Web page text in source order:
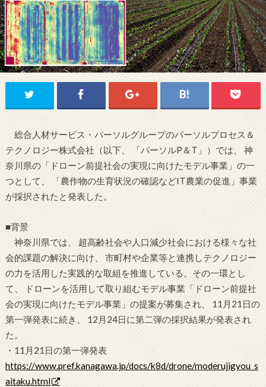
総合人材サービス・パーソルグループのパーソルプロセス＆
テクノロジー株式会社（以下、 「パーソルP＆T」）では、 神
奈川県の「ドローン前提社会の実現に向けたモデル事業」の一
つとして、 「農作物の生育状況の確認などIT農業の促進」事業
が採択されたと発表した。
■背景
神奈川県では、 超高齢社会や人口減少社会における様々な社
会的課題の解決に向け、 市町村や企業等と連携しテクノロジー
の力を活用した実践的な取組を推進している。その一環とし
て、 ドローンを活用して取り組むモデル事業「ドローン前提社
会の実現に向けたモデル事業」の提案が募集され、 11月21日の
第一弾発表に続き、 12月24日に第二弾の採択結果が発表され
た。
・11月21日の第一弾発表
https://www.pref.kanagawa.jp/docs/k8d/drone/moderujigyou_s
aitaku.html